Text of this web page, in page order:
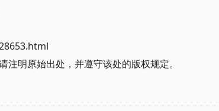
明原始出处，并遵守该处的版权规定。